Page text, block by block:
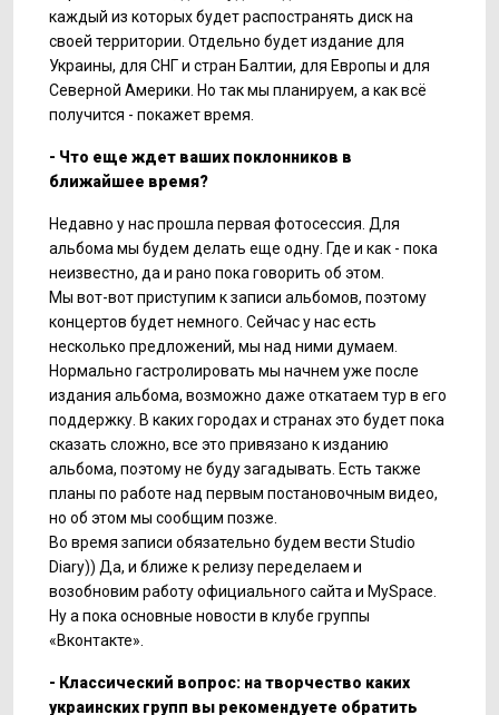
каждый из которых будет распостранять диск на
своей территории. Отдельно будет издание для
Украины, для СНГ и стран Балтии, для Европы и для
Северной Америки. Но так мы планируем, а как всё
получится - покажет время.
- Что еще ждет ваших поклонников в
ближайшее время?
Недавно у нас прошла первая фотосессия. Для
альбома мы будем делать еще одну. Где и как - пока
неизвестно, да и рано пока говорить об этом.
Мы вот-вот приступим к записи альбомов, поэтому
концертов будет немного. Сейчас у нас есть
несколько предложений, мы над ними думаем.
Нормально гастролировать мы начнем уже после
издания альбома, возможно даже откатаем тур в его
поддержку. В каких городах и странах это будет пока
сказать сложно, все это привязано к изданию
альбома, поэтому не буду загадывать. Есть также
планы по работе над первым постановочным видео,
но об этом мы сообщим позже.
Во время записи обязательно будем вести Studio
Diary)) Да, и ближе к релизу переделаем и
возобновим работу официального сайта и MySpace.
Ну а пока основные новости в клубе группы
«Вконтакте».
- Классический вопрос: на творчество каких
украинских групп вы рекомендуете обратить